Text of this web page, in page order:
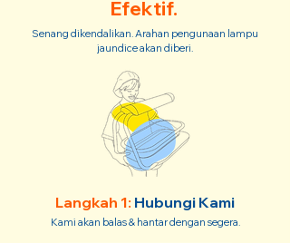
Efektif.
Senang dikendalikan. Arahan pengunaan lampu
jaundice akan diberi.
Langkah 1: Hubungi Kami
Kami akan balas & hantar dengan segera.